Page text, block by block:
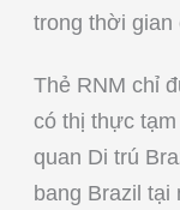
trong thời gian
Thẻ RNM chỉ
có thị thực
quan Di trú
bang Brazil tại